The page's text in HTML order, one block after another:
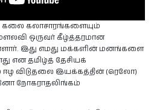
கலை கலாசாரங்களையும்
ஒருவர் கீழ்த்தரமான
இது எமது மக்களின் மனங்களை
என தமிழ்த் தேசியக்
ஈழ விடுதலை இயக்கத்தின் (ரெலோ)
நோகராதலிங்கம்